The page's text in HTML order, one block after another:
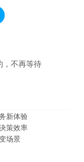
，不再等待
新体验
策效率
场景